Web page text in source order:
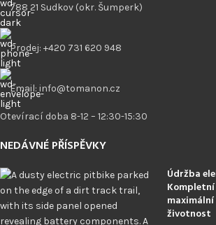
788 21 Sudkov (okr. Šumperk)
Prodej: +420 731 620 948
Email: info@tomanon.cz
Otevírací doba 8-12 – 12:30-15:30
NEDÁVNÉ PŘÍSPĚVKY
Údržba
životnost